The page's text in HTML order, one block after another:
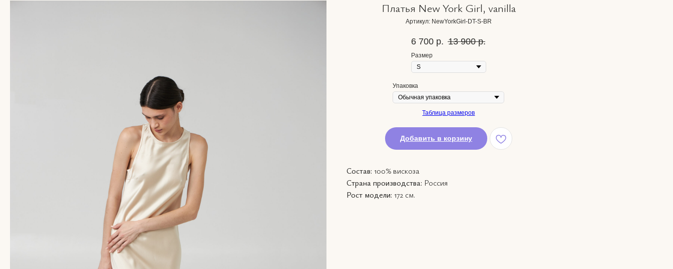
Платья New York Girl, vanilla
Артикул: NewYorkGirl-DT-S-BR
6 700 р. 13 900 р.
Размер
Упаковка
Таблица размеров
Добавить в корзину
Состав: 100% вискоза
Страна производства: Россия
Рост модели: 172 см.